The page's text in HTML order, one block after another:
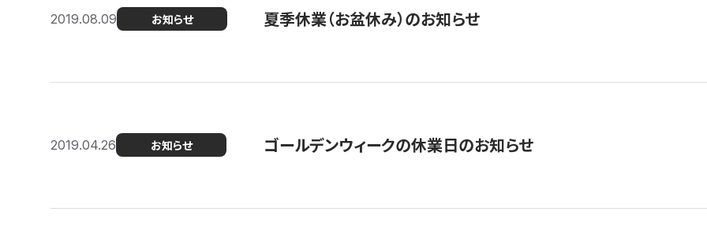
2019.08.09 お知らせ 夏季休業（お盆休み）のお知らせ
2019.04.26 お知らせ ゴールデンウィークの休業日のお知らせ